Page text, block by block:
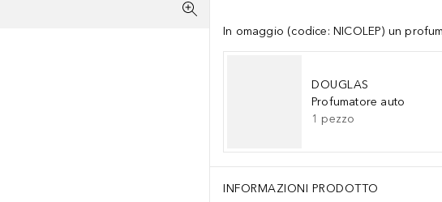
In omaggio (codice: NICOLEP) un
DOUGLAS
Profumatore auto
1 pezzo
INFORMAZIONI PRODOTTO